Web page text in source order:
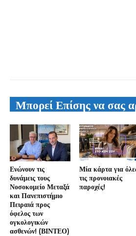
Μπορεί Επίσης να σας
Ενώνουν τις
δυνάμεις τους
Νοσοκομείο Μεταξά
και Πανεπιστήμιο
Πειραιά προς
όφελος των
ογκολογικών
ασθενών! (ΒΙΝΤΕΟ)
Μία κάρτα για
τις προνοιακές
παροχές!